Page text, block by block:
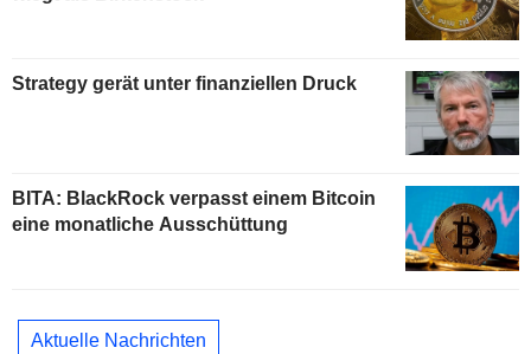
Strategy gerät unter finanziellen Druck
BITA: BlackRock verpasst einem Bitcoin
eine monatliche Ausschüttung
Aktuelle Nachrichten